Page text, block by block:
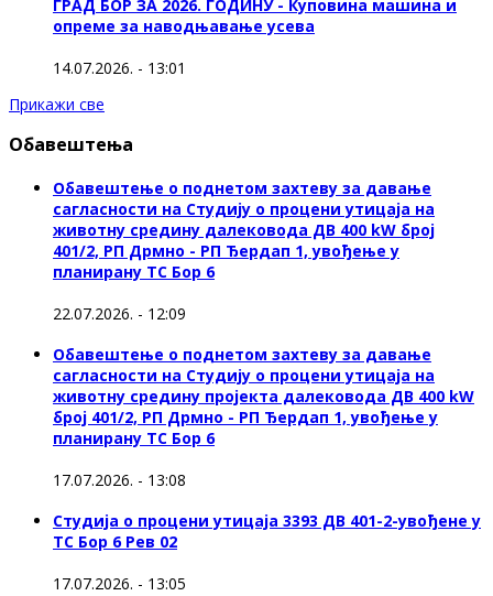
ГРАД БОР ЗА 2026. ГОДИНУ - Куповина машина и
опреме за наводњавање усева
14.07.2026. - 13:01
Прикажи све
Обавештења
Обавештење о поднетом захтеву за давање
сагласности на Студију о процени утицаја на
животну средину далековода ДВ 400 kW број
401/2, РП Дрмно - РП Ђердап 1, увођење у
планирану ТС Бор 6
22.07.2026. - 12:09
Обавештење о поднетом захтеву за давање
сагласности на Студију о процени утицаја на
животну средину пројекта далековода ДВ 400 kW
број 401/2, РП Дрмно - РП Ђердап 1, увођење у
планирану ТС Бор 6
17.07.2026. - 13:08
Студија о процени утицаја 3393 ДВ 401-2-увођене у
ТС Бор 6 Рев 02
17.07.2026. - 13:05